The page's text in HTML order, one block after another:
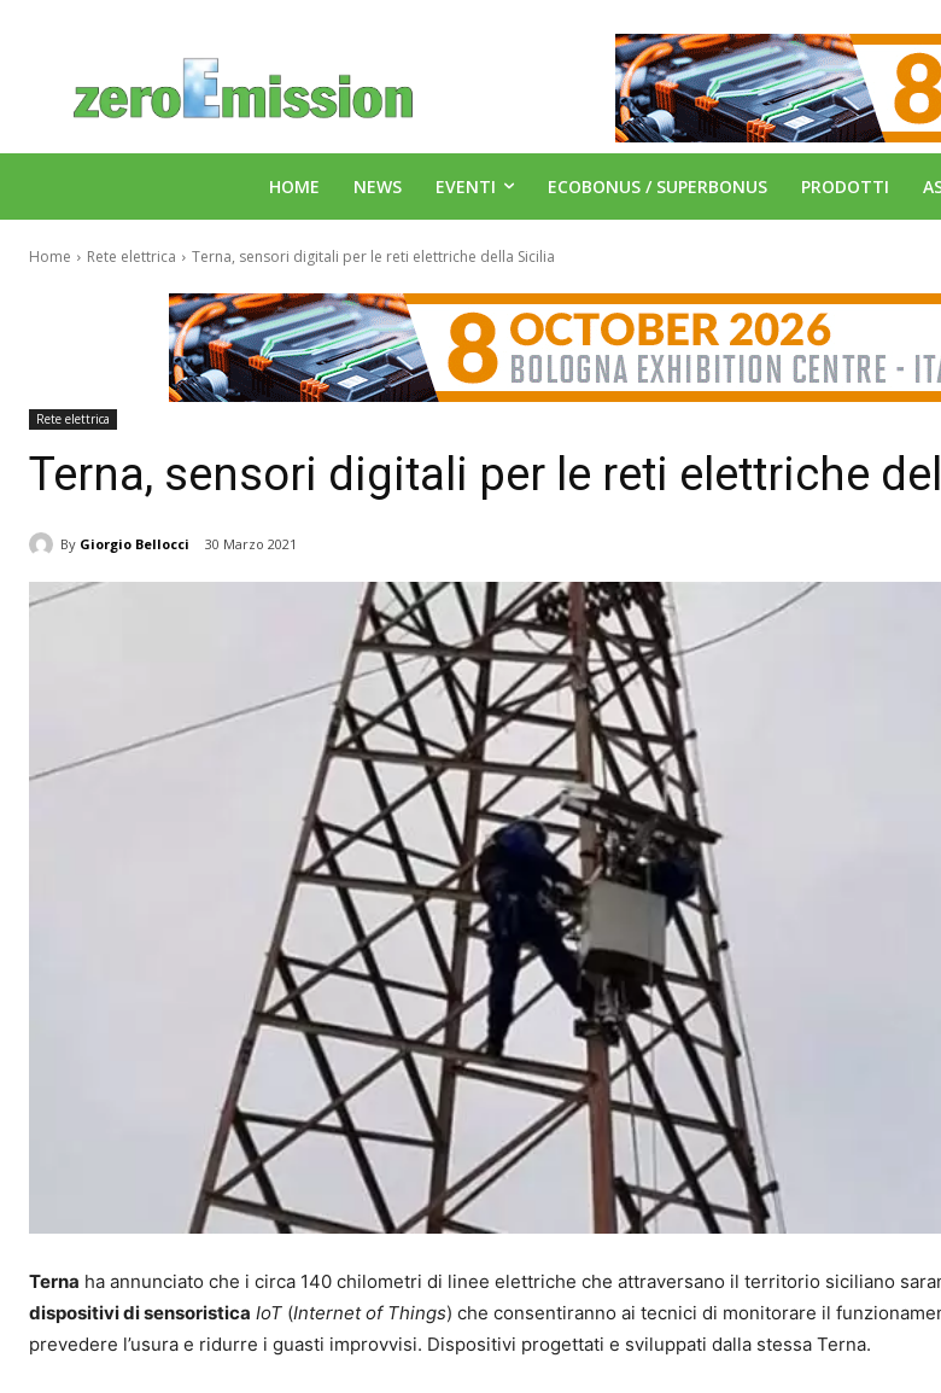
HOME NEWS EVENTI ECOBONUS / SUPERBONUS PRODOTTI
Home Rete elettrica Terna, sensori digitali per le reti elettriche della Sicilia
Rete elettrica
Terna, sensori digitali per le reti elettriche
By Giorgio Bellocci 30 Marzo 2021
Terna ha annunciato che i circa 140 chilometri di linee elettriche che attraversano il territorio siciliano
dispositivi di sensoristica IoT (Internet of Things) che consentiranno ai tecnici di monitorare il
prevedere l’usura e ridurre i guasti improvvisi. Dispositivi progettati e sviluppati dalla stessa Terna.